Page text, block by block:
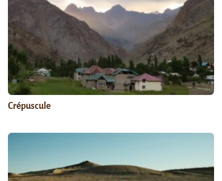
Crépuscule